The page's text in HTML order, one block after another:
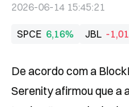
2026-06-14 15:45:21
SPCE 6,16% JBL -
De acordo com a
Serenity afirmou que a